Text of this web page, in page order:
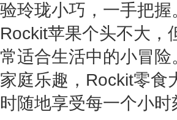
验玲珑小巧，一手把握
Rockit苹果个头不大，
常适合生活中的小冒
家庭乐趣，Rockit零食
时随地享受每一个小时